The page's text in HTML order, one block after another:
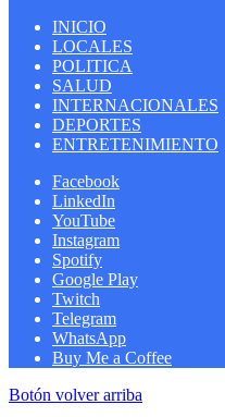
INICIO
LOCALES
POLITICA
SALUD
INTERNACIONALES
DEPORTES
ENTRETENIMIENTO
Facebook
LinkedIn
YouTube
Instagram
Spotify
Google Play
Twitch
Telegram
WhatsApp
Buy Me a Coffee
Botón volver arriba